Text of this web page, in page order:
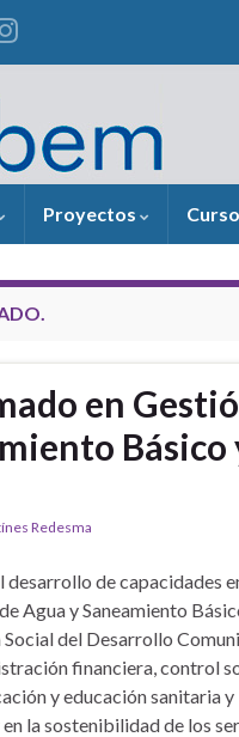
Proyectos
en
Redesma
de capacidades
Agua y Saneamiento
del Desarrollo
financiera, control
y educación sanitaria y
la sostenibilidad de los